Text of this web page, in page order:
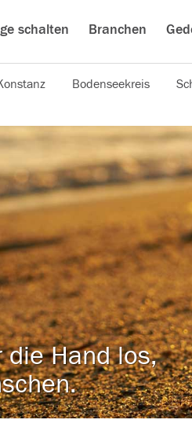
schalten Branchen
Bodenseekreis
die Hand los,